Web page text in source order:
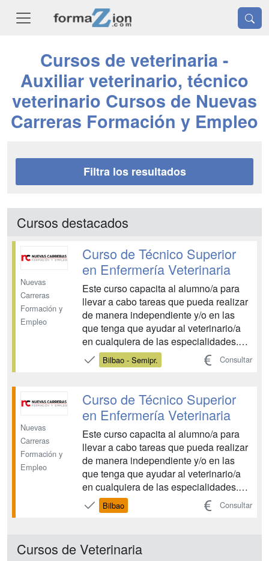
Cursos de veterinaria -
Auxiliar veterinario, técnico
veterinario Cursos de Nuevas
Carreras Formación y Empleo
Filtra los resultados
Cursos destacados
Nuevas
Carreras
Formación y
Empleo
Curso de Técnico Superior
en Enfermería Veterinaria
Este curso capacita al alumno/a para
llevar a cabo tareas que pueda realizar
de manera independiente y/o en las
que tenga que ayudar al veterinario/a
en cualquiera de las especialidades.
Pioneros en la programación de estos
estudios, damos cobertura a un
crecimiento....
Bilbao - Semipr. Consultar
Nuevas
Carreras
Formación y
Empleo
Curso de Técnico Superior
en Enfermería Veterinaria
Este curso capacita al alumno/a para
llevar a cabo tareas que pueda realizar
de manera independiente y/o en las
que tenga que ayudar al veterinario/a
en cualquiera de las especialidades.
Pioneros en la programación de estos
estudios, damos cobertura a un
requisitos de la cualificac...
Bilbao Consultar
Cursos de Veterinaria